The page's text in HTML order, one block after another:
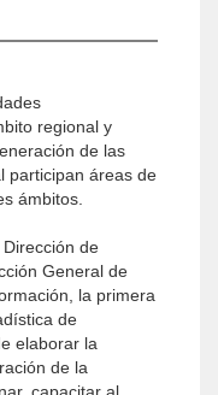
regional y
de las
participan áreas de
ámbitos.
de
General de
la primera
de
elaborar la
de la